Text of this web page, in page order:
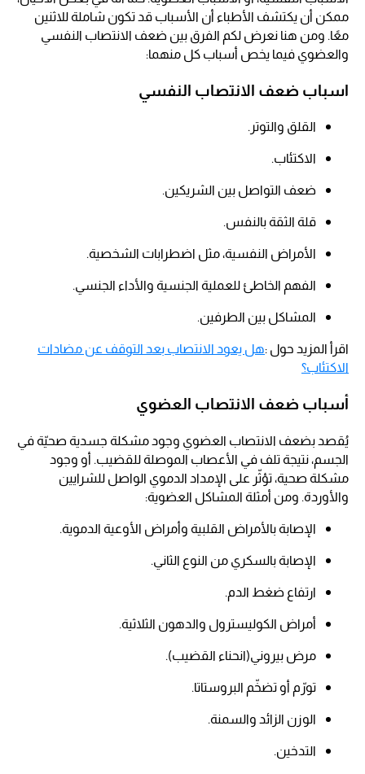
ممكن أن يكتشف الأطباء أن الأسباب قد تكون شاملة للاثنين
معًا. ومن هنا نعرض لكم الفرق بين ضعف الانتصاب النفسي
والعضوي فيما يخص أسباب كل منهما:
اسباب ضعف الانتصاب النفسي
القلق والتوتر.
الاكتئاب.
ضعف التواصل بين الشريكين.
قلة الثقة بالنفس.
الأمراض النفسية، مثل اضطرابات الشخصية.
الفهم الخاطئ للعملية الجنسية والأداء الجنسي.
المشاكل بين الطرفين.
اقرأ المزيد حول :هل يعود الانتصاب بعد التوقف عن مضادات
الاكتئاب؟
أسباب ضعف الانتصاب العضوي
يُقصد بضعف الانتصاب العضوي وجود مشكلة جسدية صحيّة في
الجسم، نتيجة تلف في الأعصاب الموصلة للقضيب. أو وجود
مشكلة صحية، تؤثّر على الإمداد الدموي الواصل للشرايين
والأوردة. ومن أمثلة المشاكل العضوية:
الإصابة بالأمراض القلبية وأمراض الأوعية الدموية.
الإصابة بالسكري من النوع الثاني.
ارتفاع ضغط الدم.
أمراض الكوليسترول والدهون الثلاثية.
مرض بيروني(انحناء القضيب).
تورّم أو تضخّم البروستاتا.
الوزن الزائد والسمنة.
التدخين.